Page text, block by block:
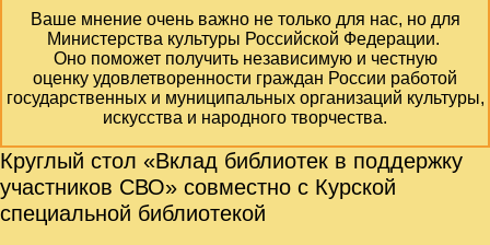
Ваше мнение очень важно не только для нас, но для
Министерства культуры Российской Федерации.
Оно поможет получить независимую и честную
оценку удовлетворенности граждан России работой
государственных и муниципальных организаций культуры,
искусства и народного творчества.
Круглый стол «Вклад библиотек в поддержку
участников СВО» совместно с Курской
специальной библиотекой